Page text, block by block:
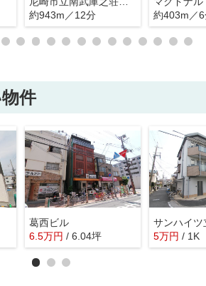
約943m／12分
約403m／
件
葛西ビル
6.5万円 / 6.04坪
サンハイツ
5万円 / 1K